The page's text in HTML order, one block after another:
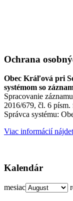
Ochrana
Obec Kráľová pri
systémom so
Spracovanie
2016/679, čl. 6 písm.
Správca systému:
Viac informácií
Kalendár
mesiac